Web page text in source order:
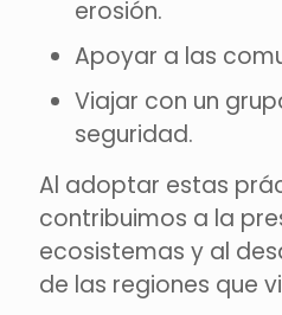
erosión.
Apoyar a las
Viajar con un
seguridad.
Al adoptar estas
contribuimos a la
ecosistemas y al
de las regiones que